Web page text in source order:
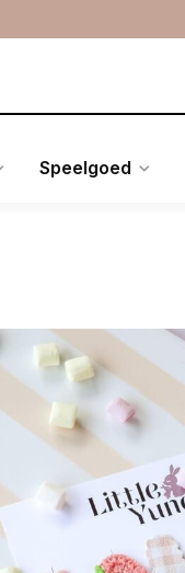
Speelgoed